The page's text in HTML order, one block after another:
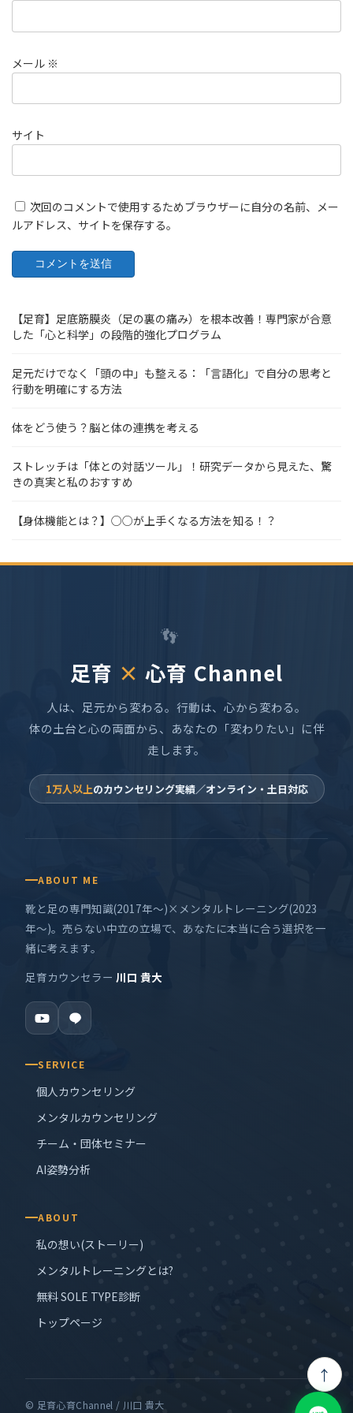
メール ※
サイト
次回のコメントで使用するためブラウザーに自分の名前、メー
ルアドレス、サイトを保存する。
【足育】足底筋膜炎（足の裏の痛み）を根本改善！専門家が合意
した「心と科学」の段階的強化プログラム
足元だけでなく「頭の中」も整える：「言語化」で自分の思考と
行動を明確にする方法
体をどう使う？脳と体の連携を考える
ストレッチは「体との対話ツール」！研究データから見えた、驚
きの真実と私のおすすめ
【身体機能とは？】○○が上手くなる方法を知る！？
👣
足育 × 心育 Channel
人は、足元から変わる。行動は、心から変わる。
体の土台と心の両面から、あなたの「変わりたい」に伴
走します。
1万人以上のカウンセリング実績／オンライン・土日対応
ABOUT ME
靴と足の専門知識(2017年〜)×メンタルトレーニング(2023
年〜)。売らない中立の立場で、あなたに本当に合う選択を一
緒に考えます。
足育カウンセラー 川口 貴大
SERVICE
個人カウンセリング
メンタルカウンセリング
チーム・団体セミナー
AI姿勢分析
ABOUT
私の想い(ストーリー)
メンタルトレーニングとは?
無料 SOLE TYPE診断
トップページ
© 足育心育Channel / 川口 貴大
↑